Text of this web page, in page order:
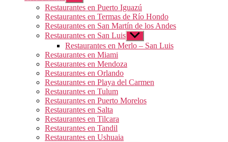
el
submenú
Restaurantes en Puerto Iguazú
Restaurantes en Termas de Río Hondo
Restaurantes en San Martín de los Andes
Restaurantes en San Luis Mostrar
el
submenú
Restaurantes en Merlo – San Luis
Restaurantes en Miami
Restaurantes en Mendoza
Restaurantes en Orlando
Restaurantes en Playa del Carmen
Restaurantes en Tulum
Restaurantes en Puerto Morelos
Restaurantes en Salta
Restaurantes en Tilcara
Restaurantes en Tandil
Restaurantes en Ushuaia